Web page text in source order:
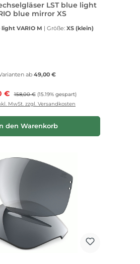
LST blue light
blue mirror XS
light VARIO M | Größe: XS (klein)
ab 49,00 €
€ Regulärer Preis:
158,00 € (15.19% gespart)
MwSt. zzgl. Versandkosten
den Warenkorb